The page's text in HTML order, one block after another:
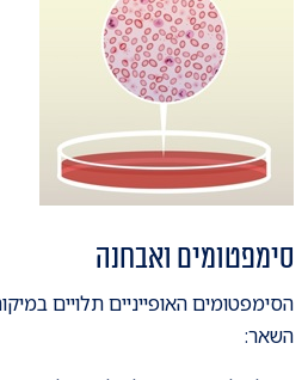
סימפטומים ואבחנה
הסימפטומים האופייניים תלויים
השאר: